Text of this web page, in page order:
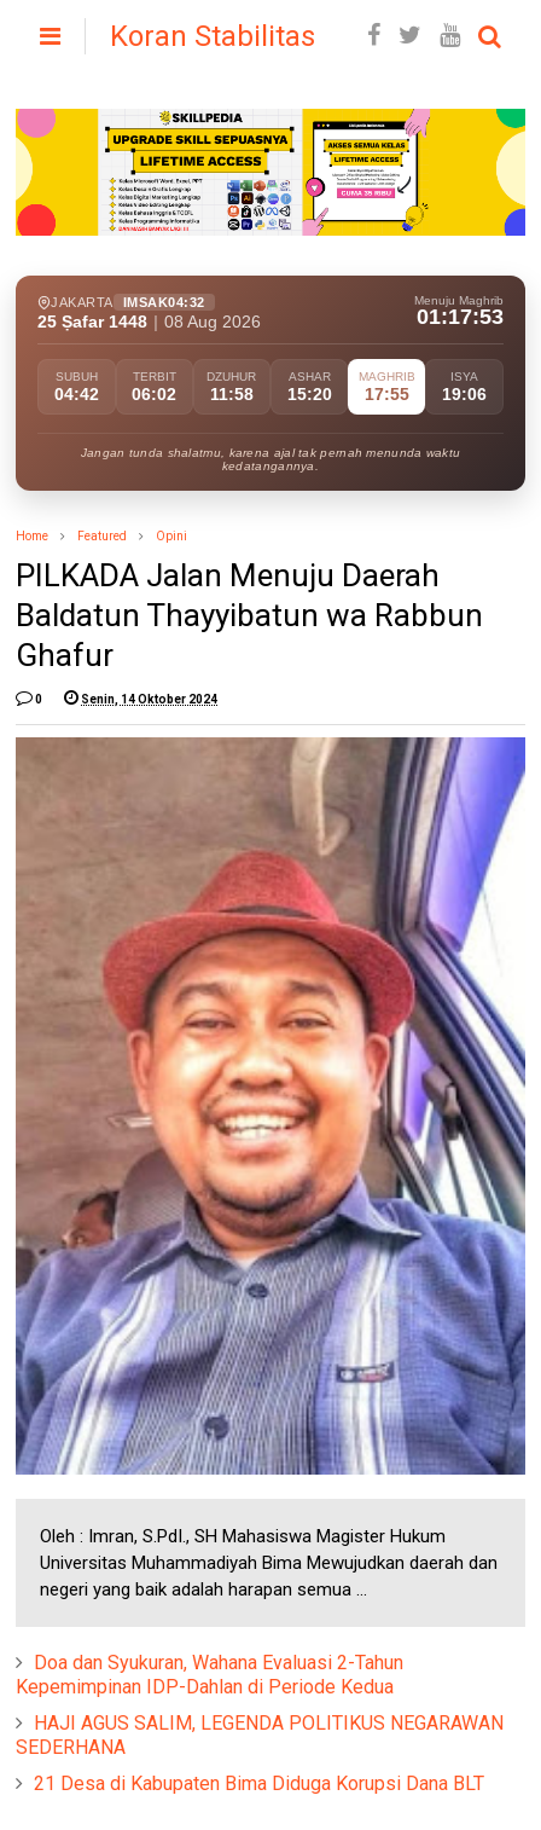
Koran Stabilitas
JAKARTA IMSAK04:32
25 Ṣafar 1448 08 Aug 2026
Menuju Maghrib
01:17:51
SUBUH
04:42
TERBIT
06:02
DZUHUR
11:58
ASHAR
15:20
MAGHRIB
17:55
ISYA
19:06
Jangan tunda shalatmu, karena ajal tak pernah menunda waktu
kedatangannya.
Home Featured Opini
PILKADA Jalan Menuju Daerah
Baldatun Thayyibatun wa Rabbun
Ghafur
0 Senin, 14 Oktober 2024
Oleh : Imran, S.PdI., SH Mahasiswa Magister Hukum
Universitas Muhammadiyah Bima Mewujudkan daerah dan
negeri yang baik adalah harapan semua ...
Doa dan Syukuran, Wahana Evaluasi 2-Tahun
Kepemimpinan IDP-Dahlan di Periode Kedua
HAJI AGUS SALIM, LEGENDA POLITIKUS NEGARAWAN
SEDERHANA
21 Desa di Kabupaten Bima Diduga Korupsi Dana BLT